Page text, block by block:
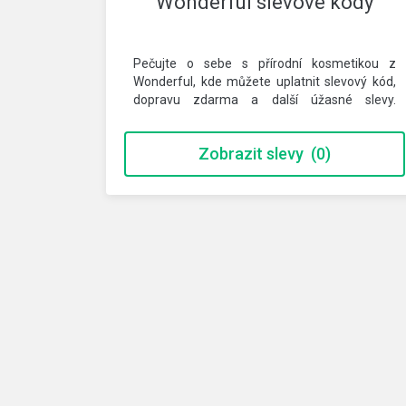
Pečujte o sebe s přírodní kosmetikou z
Wonderful, kde můžete uplatnit slevový kód,
dopravu zdarma a další úžasné slevy.
Zobrazit slevy (0)